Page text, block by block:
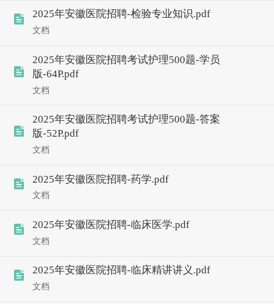
2025年安徽医院招聘-检验专业知识.pdf
文档
2025年安徽医院招聘考试护理500题-学员
版-64P.pdf
文档
2025年安徽医院招聘考试护理500题-答案
版-52P.pdf
文档
2025年安徽医院招聘-药学.pdf
文档
2025年安徽医院招聘-临床医学.pdf
文档
2025年安徽医院招聘-临床精讲讲义.pdf
文档